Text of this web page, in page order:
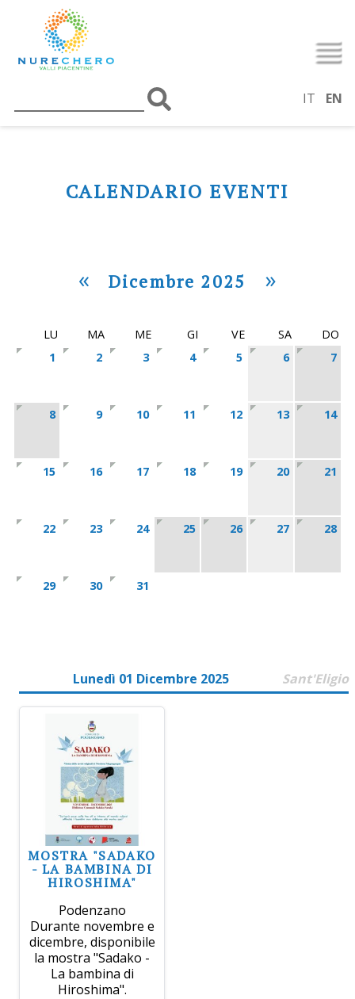
IT EN
CALENDARIO EVENTI
« Dicembre 2025 »
LU MA ME GI VE SA
DO
1
2 3 4 5 6 7
8 9 10 11 12 13 14
15 16 17 18 19 20 21
22 23 24 25 26 27 28
29 30 31
Lunedì 01 Dicembre 2025 Sant'Eligio
MOSTRA "SADAKO
- LA BAMBINA DI
HIROSHIMA"
Podenzano
Durante novembre e
dicembre, disponibile
la mostra "Sadako -
La bambina di
Hiroshima".